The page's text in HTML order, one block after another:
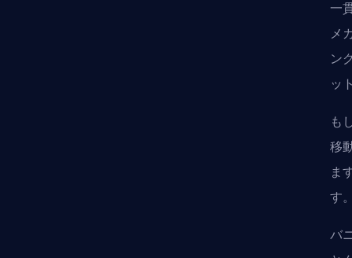
一
メ
ン
ッ
も
移
ま
す
バ